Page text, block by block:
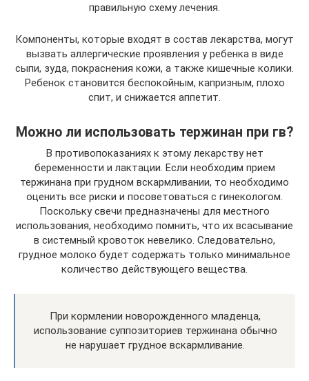
правильную схему лечения.
Компоненты, которые входят в состав лекарства, могут
вызвать аллергические проявления у ребенка в виде
сыпи, зуда, покраснения кожи, а также кишечные колики.
Ребенок становится беспокойным, капризным, плохо
спит, и снижается аппетит.
Можно ли использовать тержинан при гв?
В противопоказаниях к этому лекарству нет
беременности и лактации. Если необходим прием
тержинана при грудном вскармливании, то необходимо
оценить все риски и посоветоваться с гинекологом.
Поскольку свечи предназначены для местного
использования, необходимо помнить, что их всасывание
в системный кровоток невелико. Следовательно,
грудное молоко будет содержать только минимальное
количество действующего вещества.
При кормлении новорожденного младенца,
использование суппозиториев тержинана обычно
не нарушает грудное вскармливание.